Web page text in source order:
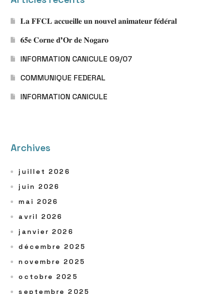
𝐋𝐚 𝐅𝐅𝐂𝐋 𝐚𝐜𝐜𝐮𝐞𝐢𝐥𝐥𝐞 𝐮𝐧 𝐧𝐨𝐮𝐯𝐞𝐥 𝐚𝐧𝐢𝐦𝐚𝐭𝐞𝐮𝐫 𝐟𝐞́𝐝𝐞́𝐫𝐚𝐥
𝟔𝟓𝐞 𝐂𝐨𝐫𝐧𝐞 𝐝’𝐎𝐫 𝐝𝐞 𝐍𝐨𝐠𝐚𝐫𝐨
INFORMATION CANICULE 09/07
COMMUNIQUE FEDERAL
INFORMATION CANICULE
Archives
juillet 2026
juin 2026
mai 2026
avril 2026
janvier 2026
décembre 2025
novembre 2025
octobre 2025
septembre 2025